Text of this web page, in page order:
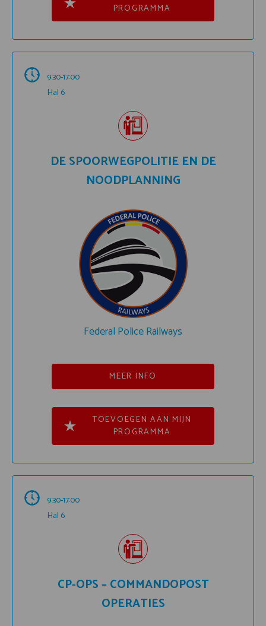
PROGRAMMA
9:30-17:00
Hal 6
DE SPOORWEGPOLITIE EN DE
NOODPLANNING
Federal Police Railways
MEER INFO
TOEVOEGEN AAN MIJN
PROGRAMMA
9:30-17:00
Hal 6
CP-OPS – COMMANDOPOST
OPERATIES